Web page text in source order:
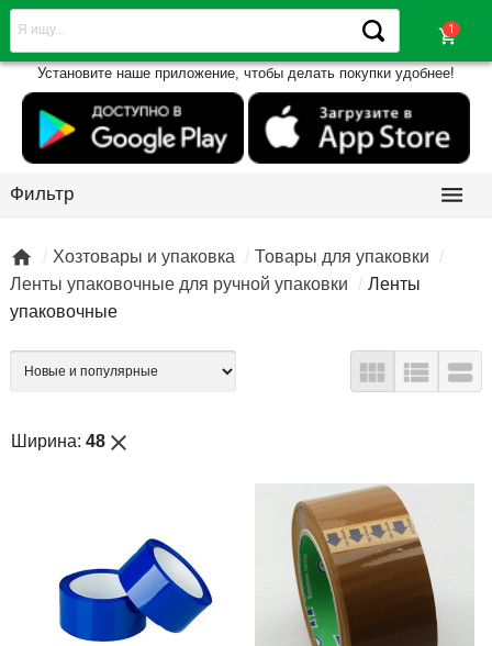
shopping_cart
Установите наше приложение, чтобы делать покупки удобнее!
Фильтр 
 Хозтовары и упаковка
Товары для упаковки
Ленты упаковочные для ручной упаковки
Ленты
упаковочные
  
Ширина: 48 close